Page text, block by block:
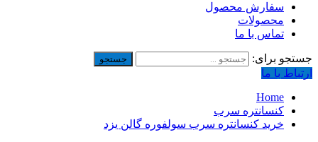
سفارش محصول
محصولات
تماس با ما
جستجو برای:
ارتباط با ما
Home
کنسانتره سرب
خرید کنسانتره سرب سولفوره گالن یزد